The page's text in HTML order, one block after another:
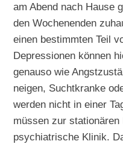
am Abend nach Hause
den Wochenenden
einen bestimmten Teil
Depressionen können
genauso wie
neigen, Suchtkranke
werden nicht in einer
müssen zur stationären
psychiatrische Klinik.